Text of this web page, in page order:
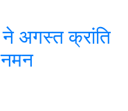
अगस्त क्रांति
नमन